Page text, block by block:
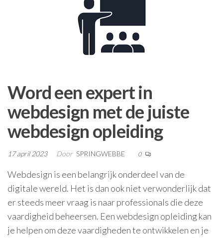
Word een expert in
webdesign met de juiste
webdesign opleiding
17 april 2023 Door SPRINGWEBBE 0
Webdesign is een belangrijk onderdeel van de
digitale wereld. Het is dan ook niet verwonderlijk dat
er steeds meer vraag is naar professionals die deze
vaardigheid beheersen. Een webdesign opleiding kan
je helpen om deze vaardigheden te ontwikkelen en je